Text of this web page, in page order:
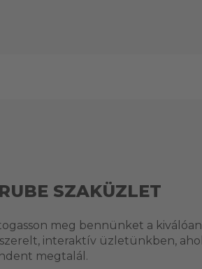
SZAKÜZLET
meg bennünket a kiválóan
interaktív üzletünkben, ahol
megtalál.